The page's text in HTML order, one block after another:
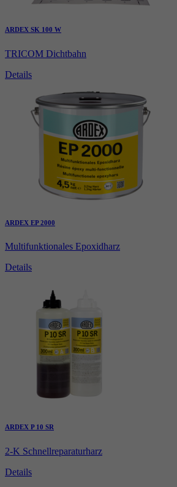
ARDEX SK 100 W
TRICOM Dichtbahn
Details
ARDEX EP 2000
Multifunktionales Epoxidharz
Details
ARDEX P 10 SR
2-K Schnellreparaturharz
Details